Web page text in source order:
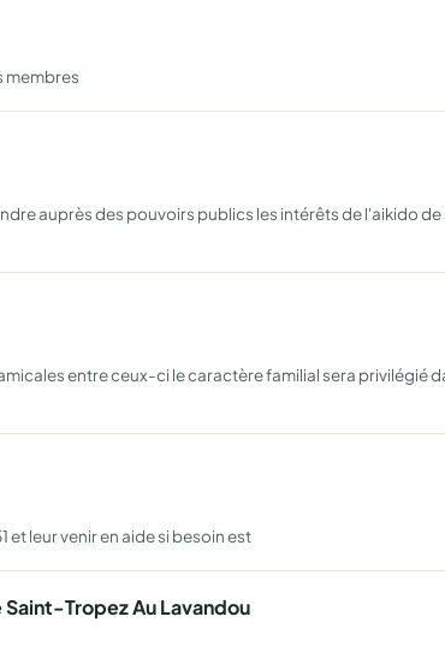
membres
auprès des pouvoirs publics les intérêts de l'aikido
entre ceux-ci le caractère familial sera privilégié
et leur venir en aide si besoin est
Saint-Tropez Au Lavandou